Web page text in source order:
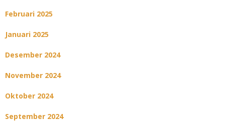
Februari 2025
Januari 2025
Desember 2024
November 2024
Oktober 2024
September 2024